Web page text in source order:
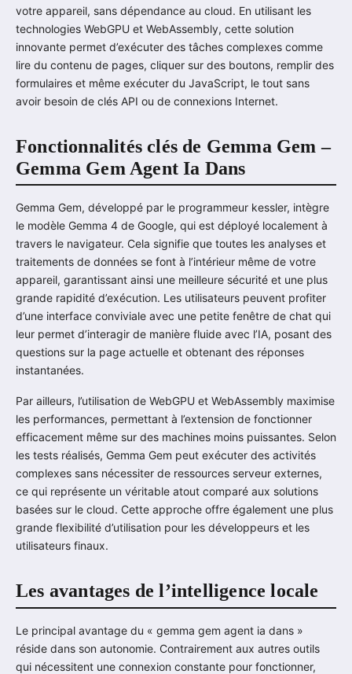
votre appareil, sans dépendance au cloud. En utilisant les
technologies WebGPU et WebAssembly, cette solution
innovante permet d’exécuter des tâches complexes comme
lire du contenu de pages, cliquer sur des boutons, remplir des
formulaires et même exécuter du JavaScript, le tout sans
avoir besoin de clés API ou de connexions Internet.
Fonctionnalités clés de Gemma Gem –
Gemma Gem Agent Ia Dans
Gemma Gem, développé par le programmeur kessler, intègre
le modèle Gemma 4 de Google, qui est déployé localement à
travers le navigateur. Cela signifie que toutes les analyses et
traitements de données se font à l’intérieur même de votre
appareil, garantissant ainsi une meilleure sécurité et une plus
grande rapidité d’exécution. Les utilisateurs peuvent profiter
d’une interface conviviale avec une petite fenêtre de chat qui
leur permet d’interagir de manière fluide avec l’IA, posant des
questions sur la page actuelle et obtenant des réponses
instantanées.
Par ailleurs, l’utilisation de WebGPU et WebAssembly maximise
les performances, permettant à l’extension de fonctionner
efficacement même sur des machines moins puissantes. Selon
les tests réalisés, Gemma Gem peut exécuter des activités
complexes sans nécessiter de ressources serveur externes,
ce qui représente un véritable atout comparé aux solutions
basées sur le cloud. Cette approche offre également une plus
grande flexibilité d’utilisation pour les développeurs et les
utilisateurs finaux.
Les avantages de l’intelligence locale
Le principal avantage du « gemma gem agent ia dans »
réside dans son autonomie. Contrairement aux autres outils
qui nécessitent une connexion constante pour fonctionner,